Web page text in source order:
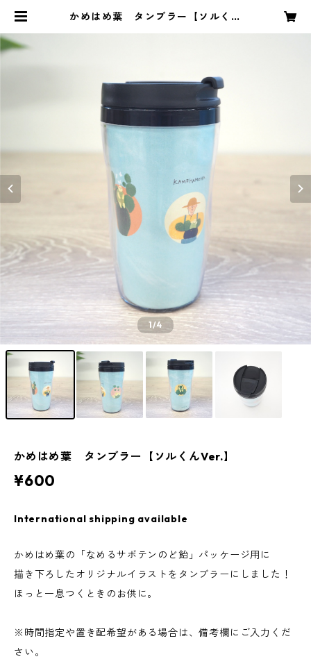
かめはめ葉 タンブラー【ソルくん
1/4
かめはめ葉 タンブラー【ソルくんVer.】
¥600
International shipping available
かめはめ葉の「なめるサボテンのど飴」パッケージ用に
描き下ろしたオリジナルイラストをタンブラーにしました！
ほっと一息つくときのお供に。
※時間指定や置き配希望がある場合は、備考欄にご入力くだ
さい。